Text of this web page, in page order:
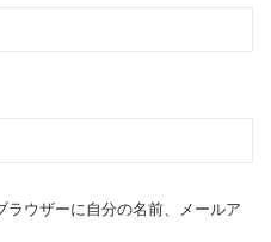
ウザーに自分の名前、メールア